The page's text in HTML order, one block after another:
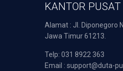
KANTOR PUSAT
Alamat : Jl. Diponegoro
Jawa Timur 61213.
Telp: 031 8922 363
Email : support@duta-